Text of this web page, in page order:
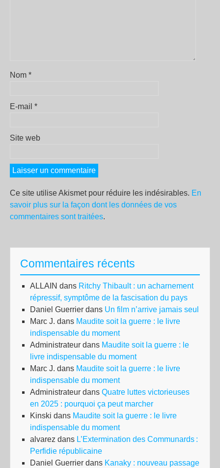
Nom *
E-mail *
Site web
Ce site utilise Akismet pour réduire les indésirables. En
savoir plus sur la façon dont les données de vos
commentaires sont traitées.
Commentaires récents
ALLAIN dans Ritchy Thibault : un acharnement
répressif, symptôme de la fascisation du pays
Daniel Guerrier dans Un film n’arrive jamais seul
Marc J. dans Maudite soit la guerre : le livre
indispensable du moment
Administrateur dans Maudite soit la guerre : le
livre indispensable du moment
Marc J. dans Maudite soit la guerre : le livre
indispensable du moment
Administrateur dans Quatre luttes victorieuses
en 2025 : pourquoi ça peut marcher
Kinski dans Maudite soit la guerre : le livre
indispensable du moment
alvarez dans L’Extermination des Communards :
Perfidie républicaine
Daniel Guerrier dans Kanaky : nouveau passage